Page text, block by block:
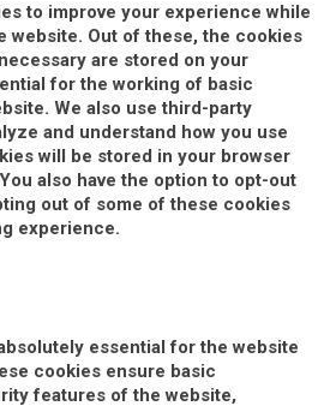
to improve your experience while
website. Out of these, the cookies
are stored on your
for the working of basic
We also use third-party
and understand how you use
will be stored in your browser
also have the option to opt-out
out of some of these cookies
experience.
essential for the website
cookies ensure basic
features of the website,